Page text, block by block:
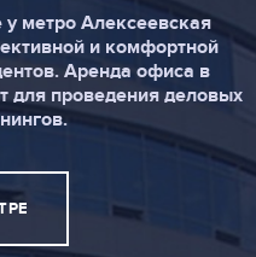
метро Алексеевская
и комфортной
Аренда офиса в
для проведения деловых